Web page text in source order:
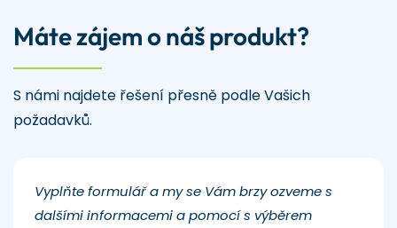
Máte zájem o náš produkt?
S námi najdete řešení přesně podle Vašich
požadavků.
Vyplňte formulář a my se Vám brzy ozveme s
dalšími informacemi a pomocí s výběrem